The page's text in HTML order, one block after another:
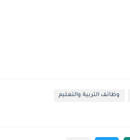
وظائف التربية والتعليم